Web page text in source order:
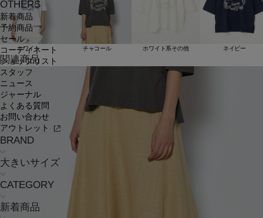
OTHERS
新着商品
予約商品
セール
コーディネート
ショップリスト
スタッフ
ニュース
ジャーナル
よくある質問
お問い合わせ
アウトレット
BRAND
大きいサイズ
CATEGORY
新着商品
ホワイト チャコール ホワイト系その他 ネイビー
関連商品